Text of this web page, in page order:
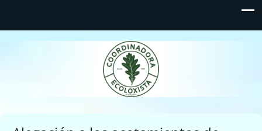
Coordinadora Ecoloxista
d'Asturies